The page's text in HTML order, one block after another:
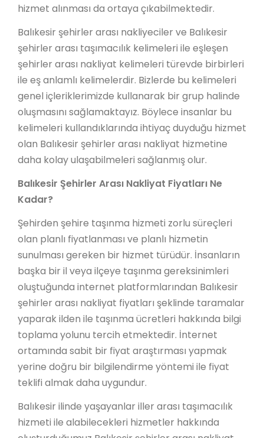
hizmet alınması da ortaya çıkabilmektedir.
Balıkesir şehirler arası nakliyeciler ve Balıkesir
şehirler arası taşımacılık kelimeleri ile eşleşen
şehirler arası nakliyat kelimeleri türevde birbirleri
ile eş anlamlı kelimelerdir. Bizlerde bu kelimeleri
genel içleriklerimizde kullanarak bir grup halinde
oluşmasını sağlamaktayız. Böylece insanlar bu
kelimeleri kullandıklarında ihtiyaç duyduğu hizmet
olan Balıkesir şehirler arası nakliyat hizmetine
daha kolay ulaşabilmeleri sağlanmış olur.
Balıkesir Şehirler Arası Nakliyat Fiyatları Ne
Kadar?
Şehirden şehire taşınma hizmeti zorlu süreçleri
olan planlı fiyatlanması ve planlı hizmetin
sunulması gereken bir hizmet türüdür. İnsanların
başka bir il veya ilçeye taşınma gereksinimleri
oluştuğunda internet platformlarından Balıkesir
şehirler arası nakliyat fiyatları şeklinde taramalar
yaparak ilden ile taşınma ücretleri hakkında bilgi
toplama yolunu tercih etmektedir. İnternet
ortamında sabit bir fiyat araştırması yapmak
yerine doğru bir bilgilendirme yöntemi ile fiyat
teklifi almak daha uygundur.
Balıkesir ilinde yaşayanlar iller arası taşımacılık
hizmeti ile alabilecekleri hizmetler hakkında